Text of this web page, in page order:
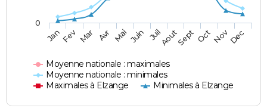
Moyenne nationale : maximales
Moyenne nationale : minimales
Maximales à Elzange
Minimales à Elzange
JanFev Mar Avr Mai Juin JuilAoutSept OctNovDec
0